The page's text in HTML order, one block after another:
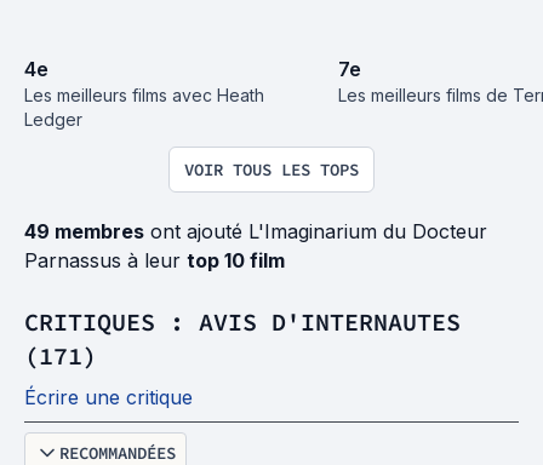
4e
Les meilleurs films avec Heath
Ledger
7e
Les meilleurs films de
VOIR TOUS LES TOPS
49 membres ont ajouté L'Imaginarium du Docteur
Parnassus à leur top 10 film
CRITIQUES : AVIS D'INTERNAUTES
(171)
Écrire une critique
RECOMMANDÉES